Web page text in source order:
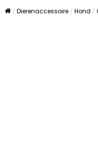
Dierenaccessoire Hond